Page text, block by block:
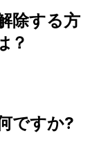
除する方
？
ですか?